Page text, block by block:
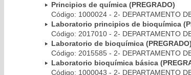
Principios de química (PREGRADO)
Código: 1000024 - 2- DEPARTAMENTO
Laboratorio principios de bioquímica
Código: 2017010 - 2- DEPARTAMENTO
Laboratorio de bioquímica (PREGRADO)
Código: 2015585 - 2- DEPARTAMENTO
Laboratorio bioquímica básica
Código: 1000043 - 2- DEPARTAMENTO